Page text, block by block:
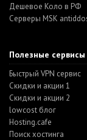
Дешевое Коло в РФ
Серверы MSK
Полезные сервисы
Быстрый VPN сервис
Скидки и акции 1
Скидки и акции 2
lowcost блог
Hosting.cafe
Поиск хостинга